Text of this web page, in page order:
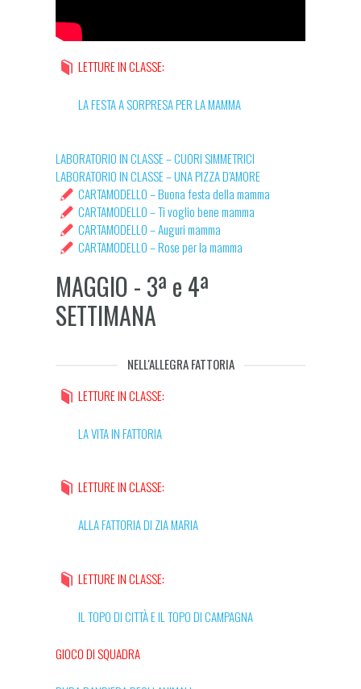
LETTURE IN CLASSE:
LA FESTA A SORPRESA PER LA MAMMA
LABORATORIO IN CLASSE – CUORI SIMMETRICI
LABORATORIO IN CLASSE – UNA PIZZA D’AMORE
CARTAMODELLO – Buona festa della mamma
CARTAMODELLO – Ti voglio bene mamma
CARTAMODELLO – Auguri mamma
CARTAMODELLO – Rose per la mamma
MAGGIO - 3ª e 4ª
SETTIMANA
NELL'ALLEGRA FATTORIA
LETTURE IN CLASSE:
LA VITA IN FATTORIA
LETTURE IN CLASSE:
ALLA FATTORIA DI ZIA MARIA
LETTURE IN CLASSE:
IL TOPO DI CITTÀ E IL TOPO DI CAMPAGNA
GIOCO DI SQUADRA